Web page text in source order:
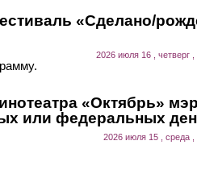
«Сделано/
2026 июля 16 , четверг ,
«Октябрь»
или федеральных
2026 июля 15 , среда ,